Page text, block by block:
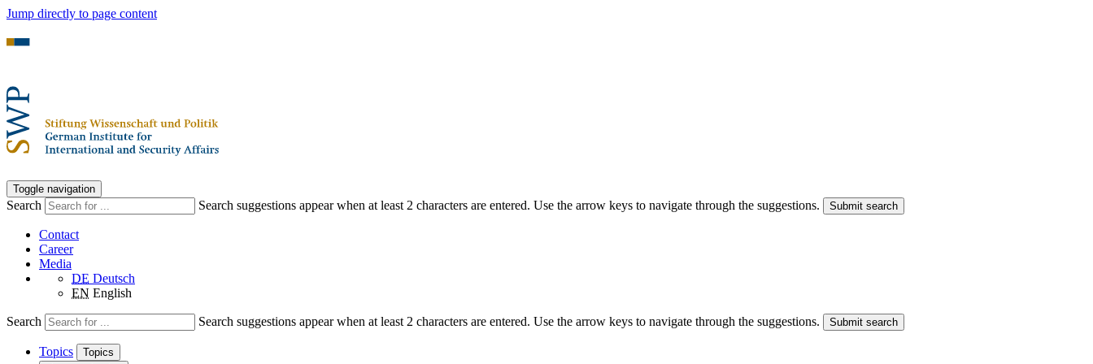
Jump directly to page content
Toggle navigation
Search Search suggestions appear when at least 2 characters are entered. Use the arrow keys to navigate through the suggestions. Submit search
Contact
Career
Media
DE Deutsch
EN English
Search Search suggestions appear when at least 2 characters are entered. Use the arrow keys to navigate through the suggestions. Submit search
Topics
Topics